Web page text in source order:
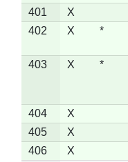
401
X
402
X *
403 X *
404 X
405
X
406
X